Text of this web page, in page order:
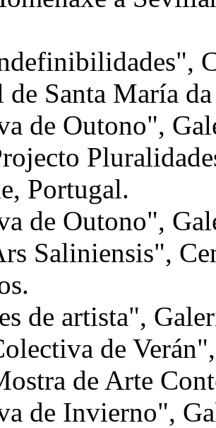
Santa María
de Outono",
Portugal.
de Outono",
Saliniensis",
de artista",
de
de Arte
de Invierno",